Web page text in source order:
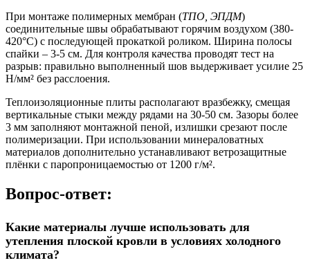
При монтаже полимерных мембран (ТПО, ЭПДМ)
соединительные швы обрабатывают горячим воздухом (380-
420°C) с последующей прокаткой роликом. Ширина полосы
спайки – 3-5 см. Для контроля качества проводят тест на
разрыв: правильно выполненный шов выдерживает усилие 25
Н/мм² без расслоения.
Теплоизоляционные плиты располагают вразбежку, смещая
вертикальные стыки между рядами на 30-50 см. Зазоры более
3 мм заполняют монтажной пеной, излишки срезают после
полимеризации. При использовании минераловатных
материалов дополнительно устанавливают ветрозащитные
плёнки с паропроницаемостью от 1200 г/м².
Вопрос-ответ:
Какие материалы лучше использовать для
утепления плоской кровли в условиях холодного
климата?